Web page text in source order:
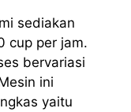
sediakan
cup per jam.
bervariasi
ini
yaitu